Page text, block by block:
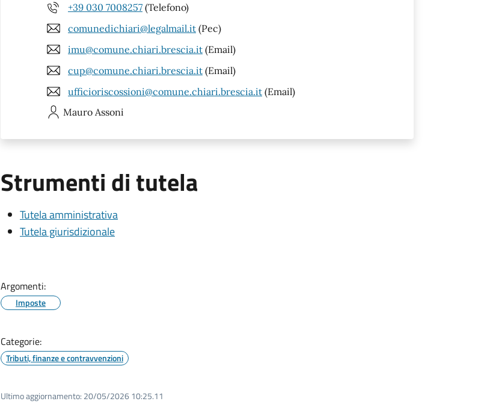
+39 030 7008257 (Telefono)
comunedichiari@legalmail.it (Pec)
imu@comune.chiari.brescia.it (Email)
cup@comune.chiari.brescia.it (Email)
ufficioriscossioni@comune.chiari.brescia.it (Email)
Mauro Assoni
Strumenti di tutela
Tutela amministrativa
Tutela giurisdizionale
Argomenti:
Imposte
Categorie:
Tributi, finanze e contravvenzioni
Ultimo aggiornamento: 20/05/2026 10:25.11